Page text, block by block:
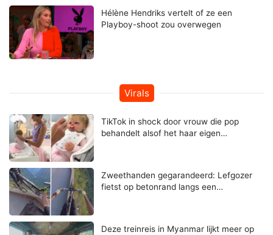
Hélène Hendriks vertelt of ze een
Playboy-shoot zou overwegen
Virals
TikTok in shock door vrouw die pop
behandelt alsof het haar eigen…
Zweethanden gegarandeerd: Lefgozer
fietst op betonrand langs een…
Deze treinreis in Myanmar lijkt meer op